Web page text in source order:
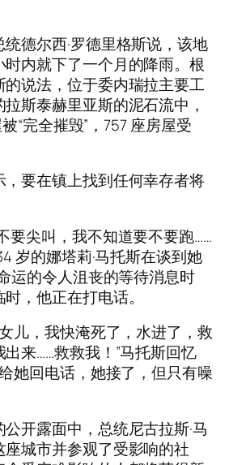
德尔西·罗德里格斯说，该地
时内就下了一个月的降雨。根
的说法，位于委内瑞拉主要工
斯泰赫里亚斯的泥石流中，
“完全摧毁”，757 座房屋受
，要在镇上找到任何幸存者将
要尖叫，我不知道要不要跑……
岁的娜塔莉·马托斯在谈到她
运的令人沮丧的等待消息时
，他正在打电话。
儿，我快淹死了，水进了，救
来……救救我！”马托斯回忆
她回电话，她接了，但只有噪
开露面中，总统尼古拉斯·马
城市并参观了受影响的社